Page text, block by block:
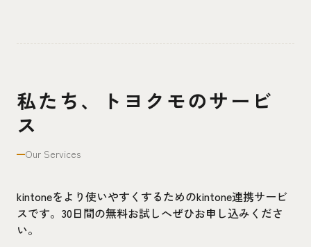
私たち、トヨクモのサービ
ス
Our Services
kintoneをより使いやすくするためのkintone連携サービ
スです。30日間の無料お試しへぜひお申し込みくださ
い。